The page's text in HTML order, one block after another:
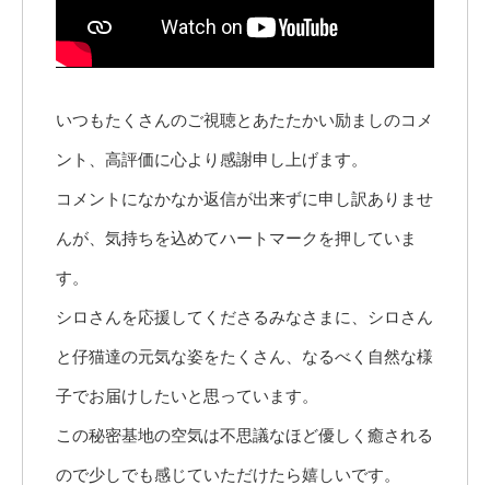
いつもたくさんのご視聴とあたたかい励ましのコメ
ント、高評価に心より感謝申し上げます。
コメントになかなか返信が出来ずに申し訳ありませ
んが、気持ちを込めてハートマークを押していま
す。
シロさんを応援してくださるみなさまに、シロさん
と仔猫達の元気な姿をたくさん、なるべく自然な様
子でお届けしたいと思っています。
この秘密基地の空気は不思議なほど優しく癒される
ので少しでも感じていただけたら嬉しいです。